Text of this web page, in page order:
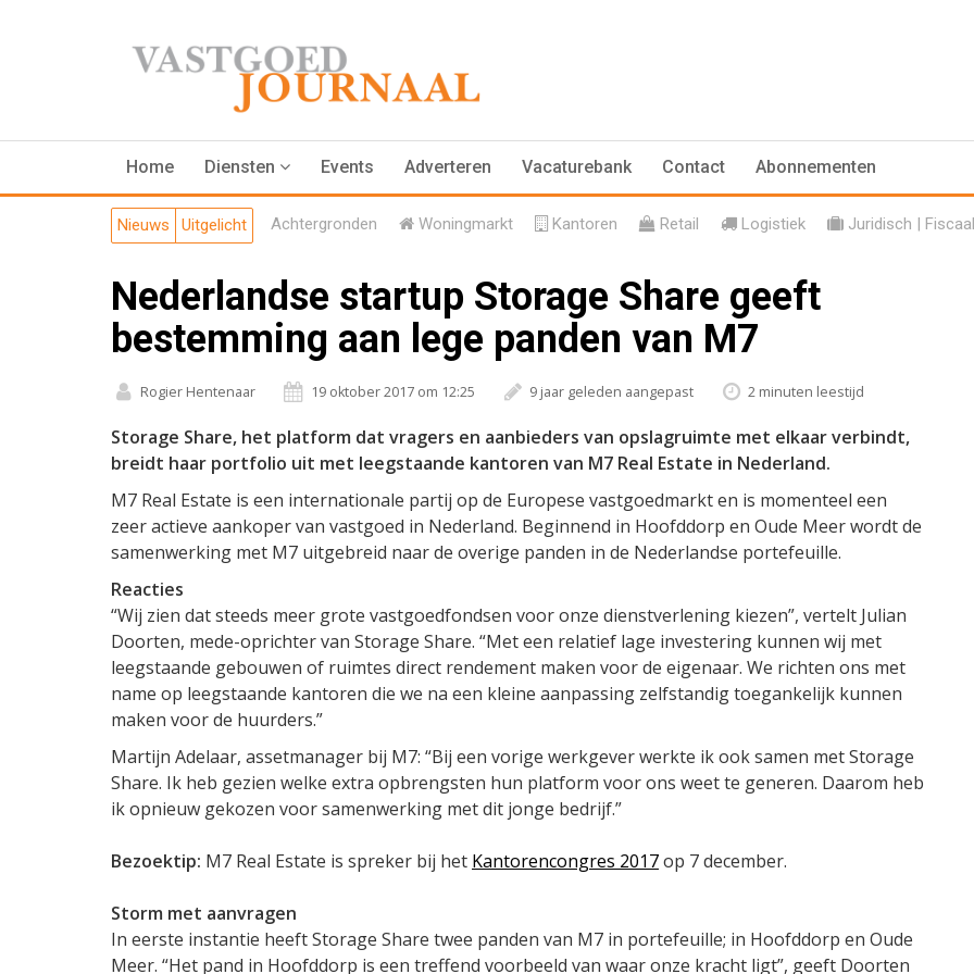
Home Diensten Events Adverteren Vacaturebank Contact Abonnementen
Nieuws Uitgelicht Achtergronden Woningmarkt Kantoren Retail Logistiek Juridisch | Fiscaal
Nederlandse startup Storage Share geeft
bestemming aan lege panden van M7
Rogier Hentenaar 19 oktober 2017 om 12:25 9 jaar geleden aangepast 2 minuten leestijd
Storage Share, het platform dat vragers en aanbieders van opslagruimte met elkaar verbindt,
breidt haar portfolio uit met leegstaande kantoren van M7 Real Estate in Nederland.
M7 Real Estate is een internationale partij op de Europese vastgoedmarkt en is momenteel een
zeer actieve aankoper van vastgoed in Nederland. Beginnend in Hoofddorp en Oude Meer wordt de
samenwerking met M7 uitgebreid naar de overige panden in de Nederlandse portefeuille.
Reacties
“Wij zien dat steeds meer grote vastgoedfondsen voor onze dienstverlening kiezen”, vertelt Julian
Doorten, mede-oprichter van Storage Share. “Met een relatief lage investering kunnen wij met
leegstaande gebouwen of ruimtes direct rendement maken voor de eigenaar. We richten ons met
name op leegstaande kantoren die we na een kleine aanpassing zelfstandig toegankelijk kunnen
maken voor de huurders.”
Martijn Adelaar, assetmanager bij M7: “Bij een vorige werkgever werkte ik ook samen met Storage
Share. Ik heb gezien welke extra opbrengsten hun platform voor ons weet te generen. Daarom heb
ik opnieuw gekozen voor samenwerking met dit jonge bedrijf.”
Bezoektip: M7 Real Estate is spreker bij het Kantorencongres 2017op 7 december.
Storm met aanvragen
In eerste instantie heeft Storage Share twee panden van M7 in portefeuille; in Hoofddorp en Oude
Meer. “Het pand in Hoofddorp is een treffend voorbeeld van waar onze kracht ligt”, geeft Doorten